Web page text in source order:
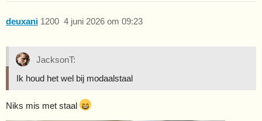
deuxani 4 juni 2026 om 09:23
1200
JacksonT:
Ik houd het wel bij modaalstaal
Niks mis met staal